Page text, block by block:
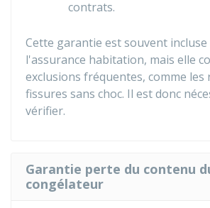
contrats.
Cette garantie est souvent incluse
l'assurance habitation, mais elle
exclusions fréquentes, comme les
fissures sans choc. Il est donc
vérifier.
Garantie perte du contenu
congélateur